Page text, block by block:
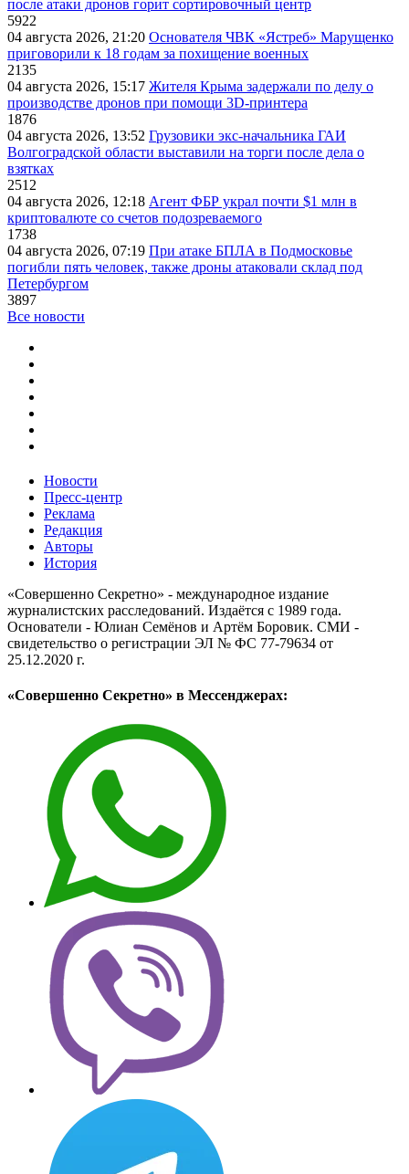
после атаки дронов горит сортировочный центр
5922
04 августа 2026, 21:20 Основателя ЧВК «Ястреб» Марущенко
приговорили к 18 годам за похищение военных
2135
04 августа 2026, 15:17 Жителя Крыма задержали по делу о
производстве дронов при помощи 3D‑принтера
1876
04 августа 2026, 13:52 Грузовики экс-начальника ГАИ
Волгоградской области выставили на торги после дела о
взятках
2512
04 августа 2026, 12:18 Агент ФБР украл почти $1 млн в
криптовалюте со счетов подозреваемого
1738
04 августа 2026, 07:19 При атаке БПЛА в Подмосковье
погибли пять человек, также дроны атаковали склад под
Петербургом
3897
Все новости
Новости
Пресс-центр
Реклама
Редакция
Авторы
История
«Совершенно Секретно» - международное издание
журналистских расследований. Издаётся с 1989 года.
Основатели - Юлиан Семёнов и Артём Боровик. CМИ -
свидетельство о регистрации ЭЛ № ФС 77-79634 от
25.12.2020 г.
«Совершенно Секретно» в Мессенджерах: